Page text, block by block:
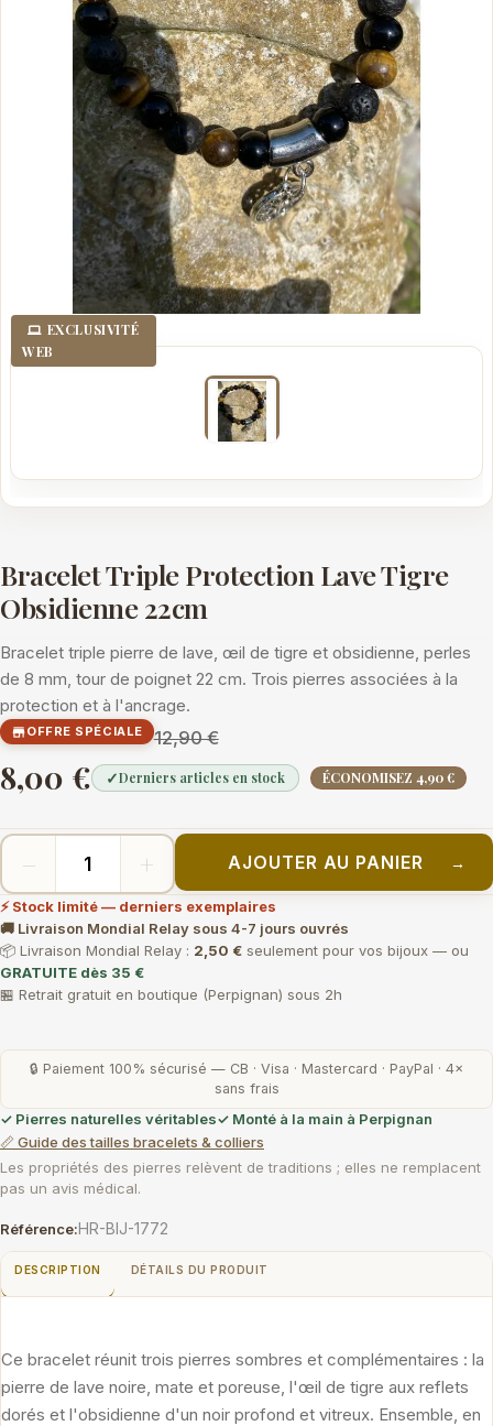
EXCLUSIVITÉ
WEB
Bracelet Triple Protection Lave Tigre
Obsidienne 22cm
Bracelet triple pierre de lave, œil de tigre et obsidienne, perles
de 8 mm, tour de poignet 22 cm. Trois pierres associées à la
protection et à l'ancrage.
OFFRE SPÉCIALE 12,90 €
8,00 € ✓Derniers articles en stock ÉCONOMISEZ 4,90 €
− + AJOUTER AU PANIER →
⚡ Stock limité — derniers exemplaires
🚚 Livraison Mondial Relay sous 4-7 jours ouvrés
📦 Livraison Mondial Relay : 2,50 € seulement pour vos bijoux — ou
GRATUITE dès 35 €
🏪 Retrait gratuit en boutique (Perpignan) sous 2h
🔒 Paiement 100% sécurisé — CB · Visa · Mastercard · PayPal · 4×
sans frais
✓ Pierres naturelles véritables✓ Monté à la main à Perpignan
📏 Guide des tailles bracelets & colliers
Les propriétés des pierres relèvent de traditions ; elles ne remplacent
pas un avis médical.
Référence:HR-BIJ-1772
DESCRIPTION DÉTAILS DU PRODUIT
Ce bracelet réunit trois pierres sombres et complémentaires : la
pierre de lave noire, mate et poreuse, l'œil de tigre aux reflets
dorés et l'obsidienne d'un noir profond et vitreux. Ensemble, en